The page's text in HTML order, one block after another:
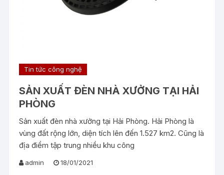
Tin tức công nghệ
SẢN XUẤT ĐÈN NHÀ XƯỞNG TẠI HẢI
PHÒNG
Sản xuất đèn nhà xưởng tại Hải Phòng. Hải Phòng là
vùng đất rộng lớn, diện tích lên đến 1.527 km2. Cũng là
địa điểm tập trung nhiều khu công
admin 18/01/2021